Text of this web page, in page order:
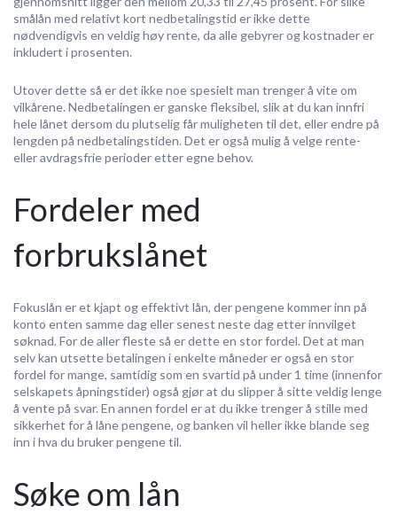
smålån med relativt kort nedbetalingstid er ikke dette
nødvendigvis en veldig høy rente, da alle gebyrer og kostnader er
inkludert i prosenten.
Utover dette så er det ikke noe spesielt man trenger å vite om
vilkårene. Nedbetalingen er ganske fleksibel, slik at du kan innfri
hele lånet dersom du plutselig får muligheten til det, eller endre på
lengden på nedbetalingstiden. Det er også mulig å velge rente-
eller avdragsfrie perioder etter egne behov.
Fordeler med
forbrukslånet
Fokuslån er et kjapt og effektivt lån, der pengene kommer inn på
konto enten samme dag eller senest neste dag etter innvilget
søknad. For de aller fleste så er dette en stor fordel. Det at man
selv kan utsette betalingen i enkelte måneder er også en stor
fordel for mange, samtidig som en svartid på under 1 time (innenfor
selskapets åpningstider) også gjør at du slipper å sitte veldig lenge
å vente på svar. En annen fordel er at du ikke trenger å stille med
sikkerhet for å låne pengene, og banken vil heller ikke blande seg
inn i hva du bruker pengene til.
Søke om lån